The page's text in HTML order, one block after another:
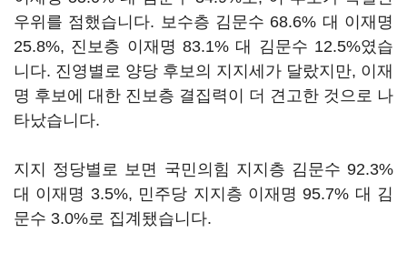
우위를 점했습니다. 보수층 김문수 68.6% 대 이재명
25.8%, 진보층 이재명 83.1% 대 김문수 12.5%였습
니다. 진영별로 양당 후보의 지지세가 달랐지만, 이재
명 후보에 대한 진보층 결집력이 더 견고한 것으로 나
타났습니다.
지지 정당별로 보면 국민의힘 지지층 김문수 92.3%
대 이재명 3.5%, 민주당 지지층 이재명 95.7% 대 김
문수 3.0%로 집계됐습니다.